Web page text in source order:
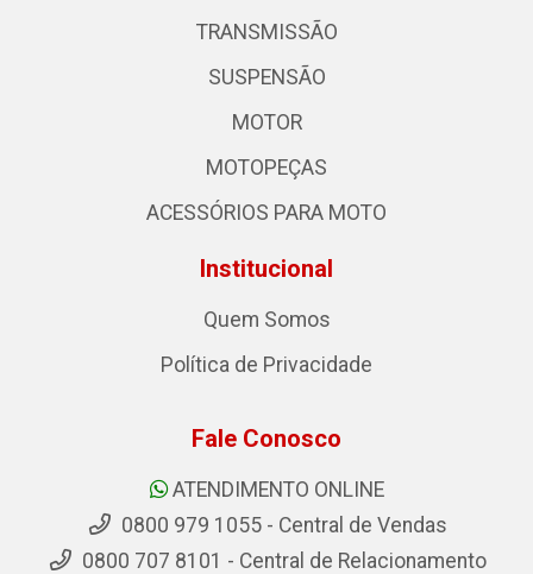
TRANSMISSÃO
SUSPENSÃO
MOTOR
MOTOPEÇAS
ACESSÓRIOS PARA MOTO
Institucional
Quem Somos
Política de Privacidade
Fale Conosco
ATENDIMENTO ONLINE
0800 979 1055 - Central de Vendas
0800 707 8101 - Central de Relacionamento